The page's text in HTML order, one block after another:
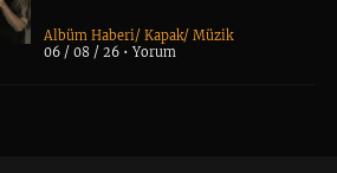
Albüm Haberi/Kapak/Müzik
06 / 08 / 26 •Yorum